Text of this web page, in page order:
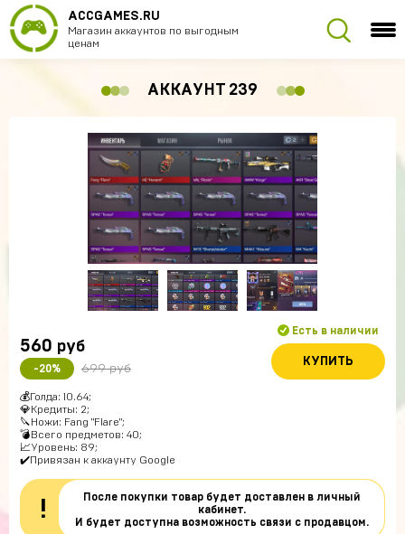
ACCGAMES.RU
Магазин аккаунтов по выгодным
ценам
АККАУНТ 239
560 руб
-20% 699 руб
Есть в наличии
КУПИТЬ
💰Голда: 10.64;
💎Кредиты: 2;
🔪Ножи: Fang "Flare";
💣Всего предметов: 40;
📈Уровень: 89;
✔️Привязан к аккаунту Google
!
После покупки товар будет доставлен в личный
кабинет.
И будет доступна возможность связи с продавцом.